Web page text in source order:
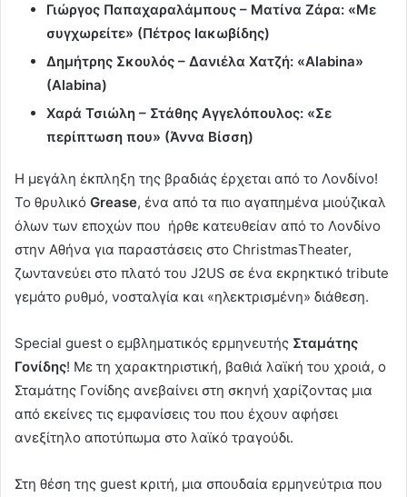
Γιώργος Παπαχαραλάμπους – Ματίνα Ζάρα: «Με
συγχωρείτε» (Πέτρος Ιακωβίδης)
Δημήτρης Σκουλός – Δανιέλα Χατζή: «Alabina»
(Alabina)
Χαρά Τσιώλη – Στάθης Αγγελόπουλος: «Σε
περίπτωση που» (Άννα Βίσση)
Η μεγάλη έκπληξη της βραδιάς έρχεται από το Λονδίνο!
Το θρυλικό Grease, ένα από τα πιο αγαπημένα μιούζικαλ
όλων των εποχών που ήρθε κατευθείαν από το Λονδίνο
στην Αθήνα για παραστάσεις στο ChristmasΤheater,
ζωντανεύει στο πλατό του J2US σε ένα εκρηκτικό tribute
γεμάτο ρυθμό, νοσταλγία και «ηλεκτρισμένη» διάθεση.
Special guest ο εμβληματικός ερμηνευτής Σταμάτης
Γονίδης! Με τη χαρακτηριστική, βαθιά λαϊκή του χροιά, ο
Σταμάτης Γονίδης ανεβαίνει στη σκηνή χαρίζοντας μια
από εκείνες τις εμφανίσεις του που έχουν αφήσει
ανεξίτηλο αποτύπωμα στο λαϊκό τραγούδι.
Στη θέση της guest κριτή, μια σπουδαία ερμηνεύτρια που